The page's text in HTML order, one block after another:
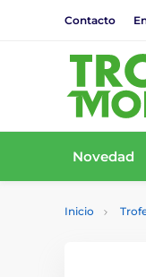
Contacto
Novedad
Inicio